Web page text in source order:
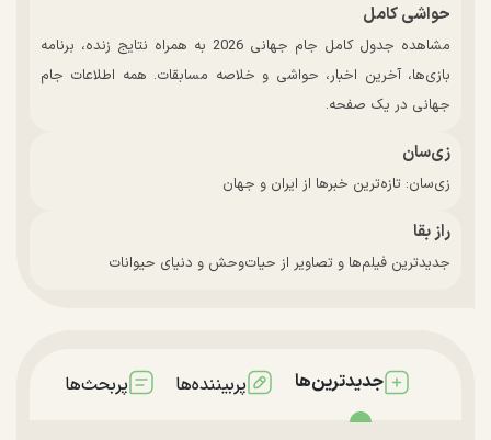
حواشی کامل
مشاهده جدول کامل جام جهانی 2026 به همراه نتایج زنده، برنامه
بازی‌ها، آخرین اخبار، حواشی و خلاصه مسابقات. همه اطلاعات جام
جهانی در یک صفحه.
زی‌سان
زی‌سان: تازه‌ترین خبرها از ایران و جهان
راز بقا
جدیدترین فیلم‌ها و تصاویر از حیات‌وحش و دنیای حیوانات
جدیدترین‌ها پربیننده‌ها پربحث‌ها